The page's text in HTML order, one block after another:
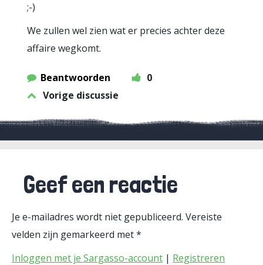
;-)
We zullen wel zien wat er precies achter deze
affaire wegkomt.
Beantwoorden
0
Vorige discussie
Geef een reactie
Je e-mailadres wordt niet gepubliceerd. Vereiste
velden zijn gemarkeerd met*
Inloggen met je Sargasso-account | Registreren